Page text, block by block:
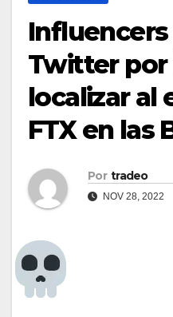
Twitter
localizar al
FTX en las
Por tradeo
NOV 28, 2022